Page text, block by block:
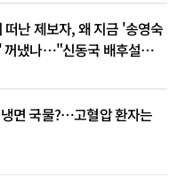
떠난 제보자, 왜 지금 '송영숙
꺼냈나…"신동국 배후설은
면 국물?…고혈압 환자는